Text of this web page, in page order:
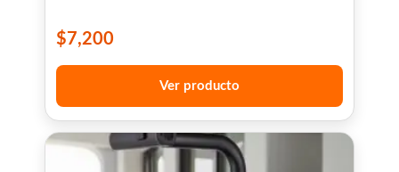
$7,200
Ver producto